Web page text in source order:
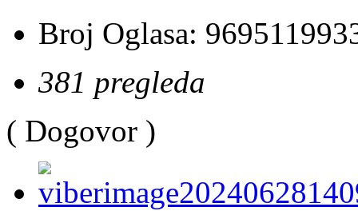
Broj Oglasa:
381 pregleda
( Dogovor )